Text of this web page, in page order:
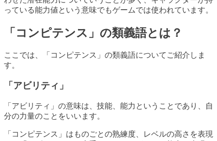
っている能力値という意味でもゲームでは使われています。
「コンピテンス」の類義語とは？
ここでは、「コンピテンス」の類義語についてご紹介しま
す。
「アビリティ」
「アビリティ」の意味は、技能、能力ということであり、自
分の力量のことをいいます。
「コンピテンス」はものごとの熟練度、レベルの高さを表現